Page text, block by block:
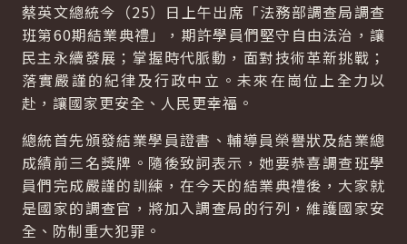
蔡英文總統今（25）日上午出席「法務部調查局調查
班第60期結業典禮」，期許學員們堅守自由法治，讓
民主永續發展；掌握時代脈動，面對技術革新挑戰；
落實嚴謹的紀律及行政中立。未來在崗位上全力以
赴，讓國家更安全、人民更幸福。
總統首先頒發結業學員證書、輔導員榮譽狀及結業總
成績前三名獎牌。隨後致詞表示，她要恭喜調查班學
員們完成嚴謹的訓練，在今天的結業典禮後，大家就
是國家的調查官，將加入調查局的行列，維護國家安
全、防制重大犯罪。